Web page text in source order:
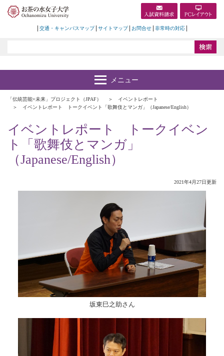
交通・キャンパスマップ サイトマップ お問合せ 非常時の対応
「伝統芸能×未来」プロジェクト（JPAF）
イベントレポート
イベントレポート トークイベント「歌舞伎とマンガ」（Japanese/English）
イベントレポート トークイベン
ト「歌舞伎とマンガ」
（Japanese/English）
2021年4月27日更新
坂東巳之助さん